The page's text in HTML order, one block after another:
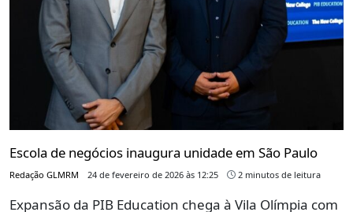
Escola de negócios inaugura unidade em São Paulo
Redação GLMRM 24 de fevereiro de 2026 às 12:25 2 minutos de leitura
Expansão da PIB Education chega à Vila Olímpia com